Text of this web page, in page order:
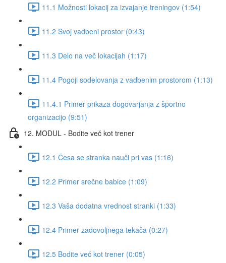
11.1 Možnosti lokacij za izvajanje treningov (1:54)
11.2 Svoj vadbeni prostor (0:43)
11.3 Delo na več lokacijah (1:17)
11.4 Pogoji sodelovanja z vadbenim prostorom (1:13)
11.4.1 Primer prikaza dogovarjanja z športno
organizacijo (9:51)
12. MODUL - Bodite več kot trener
12.1 Česa se stranka nauči pri vas (1:16)
12.2 Primer srečne babice (1:09)
12.3 Vaša dodatna vrednost stranki (1:33)
12.4 Primer zadovoljnega tekača (0:27)
12.5 Bodite več kot trener (0:05)